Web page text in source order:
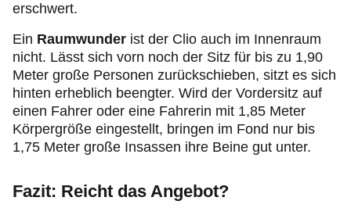
erschwert.
Ein Raumwunder ist der Clio auch im Innenraum
nicht. Lässt sich vorn noch der Sitz für bis zu 1,90
Meter große Personen zurückschieben, sitzt es sich
hinten erheblich beengter. Wird der Vordersitz auf
einen Fahrer oder eine Fahrerin mit 1,85 Meter
Körpergröße eingestellt, bringen im Fond nur bis
1,75 Meter große Insassen ihre Beine gut unter.
Fazit: Reicht das Angebot?